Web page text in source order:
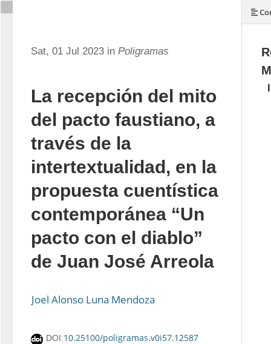
Sat, 01 Jul 2023 in Poligramas
La recepción del mito
del pacto faustiano, a
través de la
intertextualidad, en la
propuesta cuentística
contemporánea “Un
pacto con el diablo”
de Juan José Arreola
Joel Alonso Luna Mendoza
DOI:10.25100/poligramas.v0i57.12587